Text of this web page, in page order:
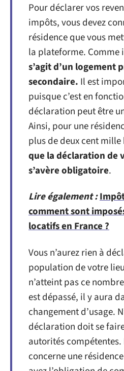
Pour déclarer vos
impôts, vous devez
résidence que vous
la plateforme. Comme
s’agit d’un logement
secondaire. Il est
puisque c’est en
déclaration peut être
Ainsi, pour une
plus de deux cent
que la déclaration de
s’avère obligatoire.
Lire également :
comment sont
locatifs en France ?
Vous n’aurez rien à
population de votre
n’atteint pas ce
est dépassé, il y aura
changement d’usage.
déclaration doit se
autorités compétentes.
concerne une